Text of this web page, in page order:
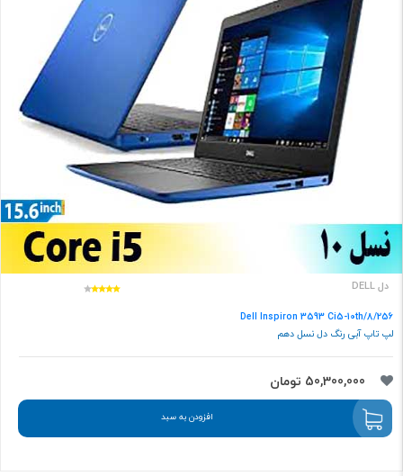
دل DELL
Dell Inspiron 3593 Ci5-10th/8/256
لپ تاپ آبی رنگ دل نسل دهم
50,300,000 تومان
افزودن به سبد